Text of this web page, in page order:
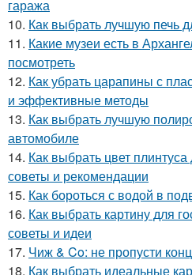
гаража
10. Как выбрать лучшую печь
11. Какие музеи есть в
посмотреть
12. Как убрать царапины с
и эффективные методы
13. Как выбрать лучшую
автомобиле
14. Как выбрать цвет
советы и рекомендации
15. Как бороться с водой в
16. Как выбрать картину для
советы и идеи
17. Чиж & Co: не пропусти
18. Как выбрать идеальные